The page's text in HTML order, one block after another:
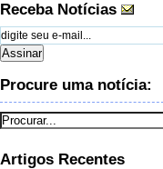
Receba Notícias
Procure uma notícia:
Artigos Recentes